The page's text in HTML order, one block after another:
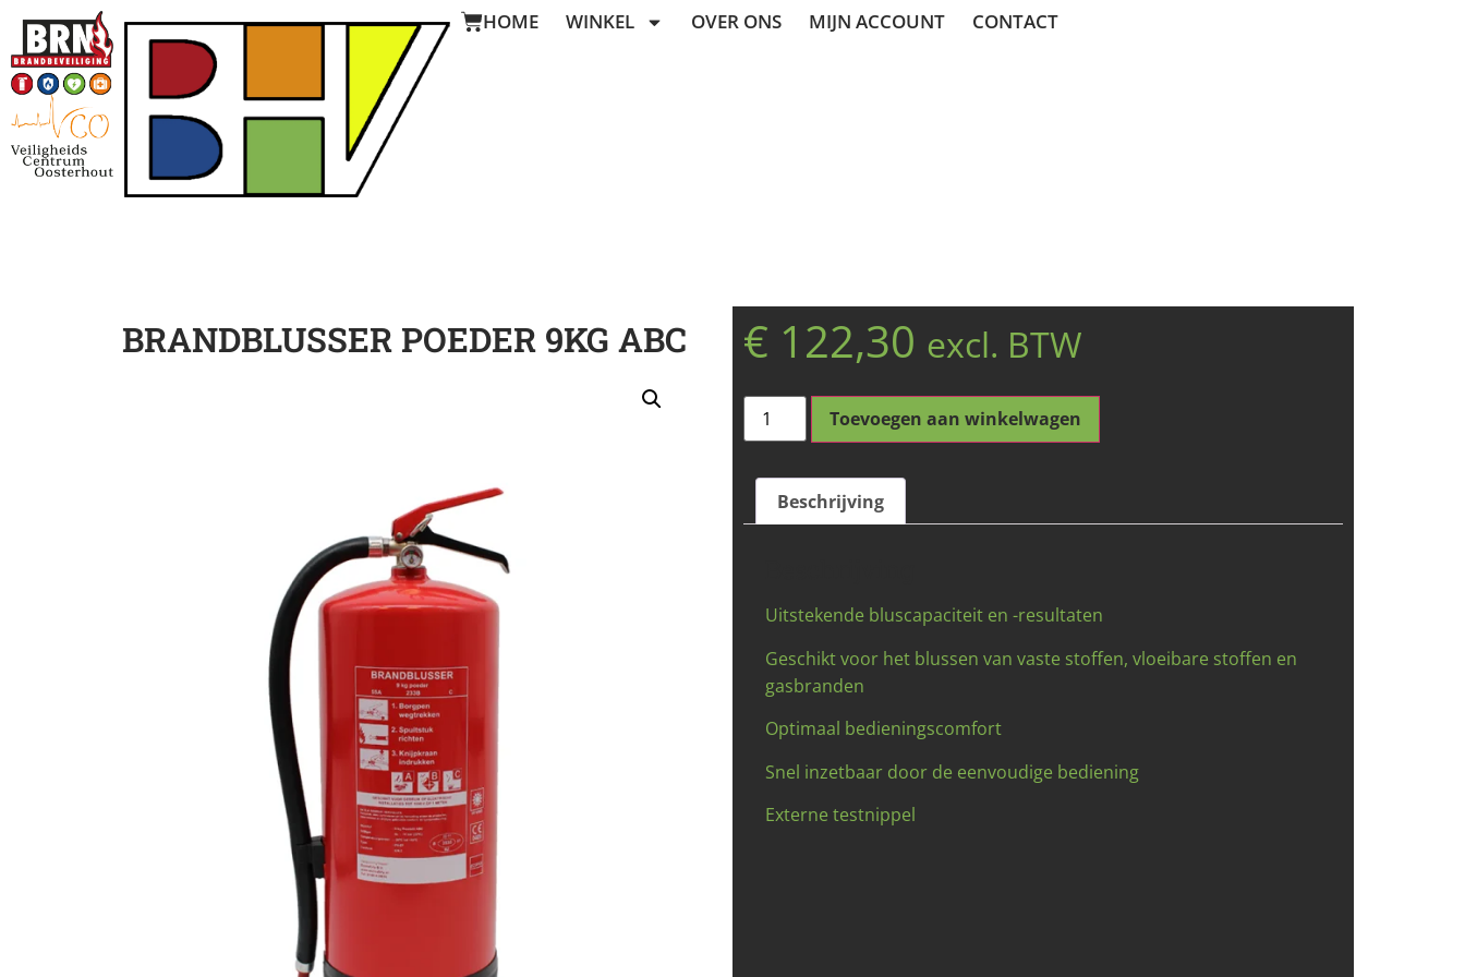
HOME WINKEL OVER ONS MIJN ACCOUNT CONTACT
BRANDBLUSSER POEDER 9KG ABC € 122,30 excl. BTW
Toevoegen aan winkelwagen
Beschrijving
Uitstekende bluscapaciteit en -resultaten
Geschikt voor het blussen van vaste stoffen, vloeibare stoffen en
gasbranden
Optimaal bedieningscomfort
Snel inzetbaar door de eenvoudige bediening
Externe testnippel